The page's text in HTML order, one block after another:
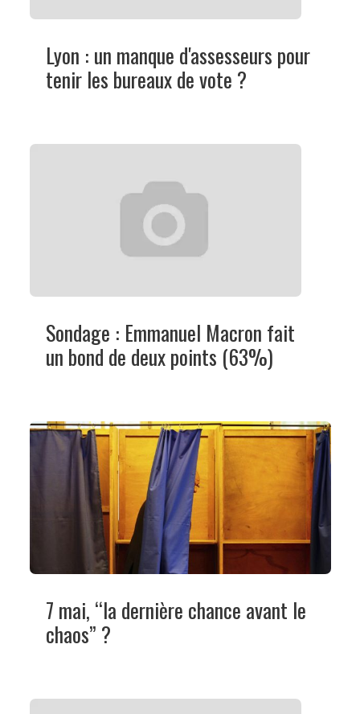
Lyon : un manque d'assesseurs pour
tenir les bureaux de vote ?
Sondage : Emmanuel Macron fait
un bond de deux points (63%)
7 mai, “la dernière chance avant le
chaos” ?